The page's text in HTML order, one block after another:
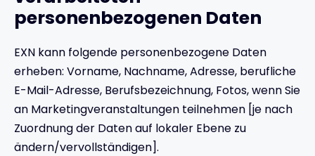
personenbezogenen Daten
EXN kann folgende personenbezogene Daten
erheben: Vorname, Nachname, Adresse, berufliche
E-Mail-Adresse, Berufsbezeichnung, Fotos, wenn Sie
an Marketingveranstaltungen teilnehmen [je nach
Zuordnung der Daten auf lokaler Ebene zu
ändern/vervollständigen].